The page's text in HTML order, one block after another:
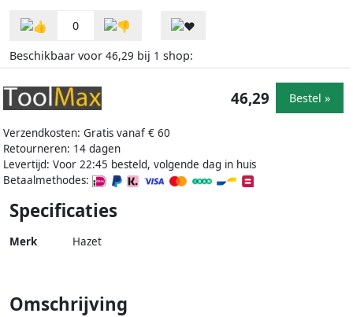
0
Beschikbaar voor 46,29 bij 1 shop:
Verzendkosten: Gratis vanaf € 60
Retourneren: 14 dagen
Levertijd: Voor 22:45 besteld, volgende dag in huis
Betaalmethodes:
46,29 Bestel »
Specificaties
Merk Hazet
Omschrijving